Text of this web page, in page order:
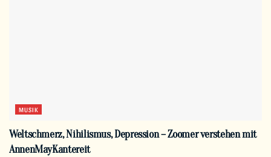
MUSIK
Weltschmerz, Nihilismus, Depression – Zoomer verstehen mit
AnnenMayKantereit